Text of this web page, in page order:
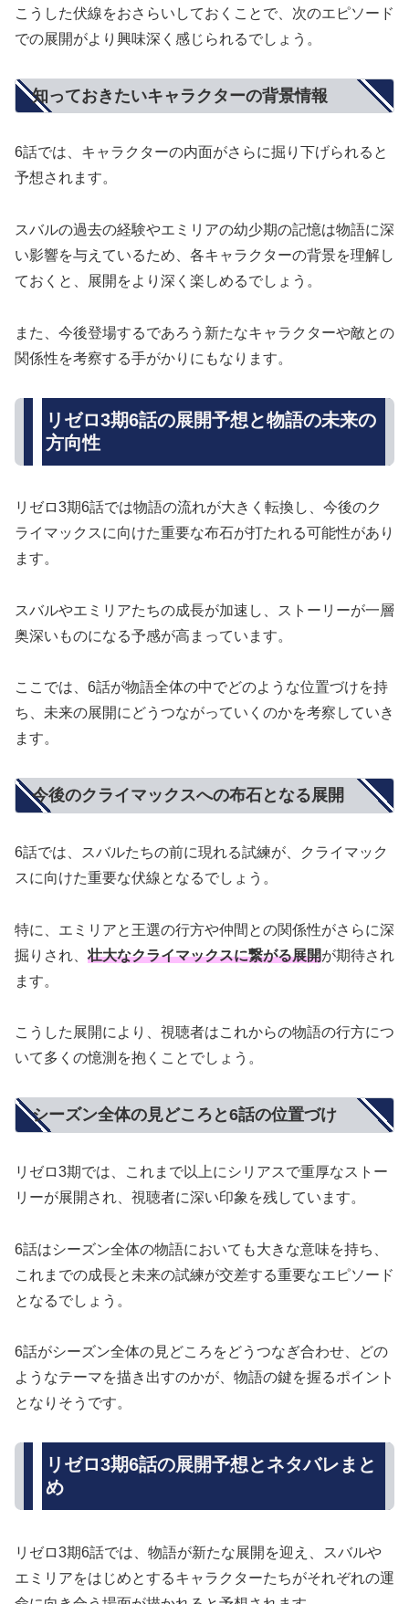
こうした伏線をおさらいしておくことで、次のエピソード
での展開がより興味深く感じられるでしょう。
知っておきたいキャラクターの背景情報
6話では、キャラクターの内面がさらに掘り下げられると
予想されます。
スバルの過去の経験やエミリアの幼少期の記憶は物語に深
い影響を与えているため、各キャラクターの背景を理解し
ておくと、展開をより深く楽しめるでしょう。
また、今後登場するであろう新たなキャラクターや敵との
関係性を考察する手がかりにもなります。
リゼロ3期6話の展開予想と物語の未来の
方向性
リゼロ3期6話では物語の流れが大きく転換し、今後のク
ライマックスに向けた重要な布石が打たれる可能性があり
ます。
スバルやエミリアたちの成長が加速し、ストーリーが一層
奥深いものになる予感が高まっています。
ここでは、6話が物語全体の中でどのような位置づけを持
ち、未来の展開にどうつながっていくのかを考察していき
ます。
今後のクライマックスへの布石となる展開
6話では、スバルたちの前に現れる試練が、クライマック
スに向けた重要な伏線となるでしょう。
特に、エミリアと王選の行方や仲間との関係性がさらに深
掘りされ、壮大なクライマックスに繋がる展開が期待され
ます。
こうした展開により、視聴者はこれからの物語の行方につ
いて多くの憶測を抱くことでしょう。
シーズン全体の見どころと6話の位置づけ
リゼロ3期では、これまで以上にシリアスで重厚なストー
リーが展開され、視聴者に深い印象を残しています。
6話はシーズン全体の物語においても大きな意味を持ち、
これまでの成長と未来の試練が交差する重要なエピソード
となるでしょう。
6話がシーズン全体の見どころをどうつなぎ合わせ、どの
ようなテーマを描き出すのかが、物語の鍵を握るポイント
となりそうです。
リゼロ3期6話の展開予想とネタバレまと
め
リゼロ3期6話では、物語が新たな展開を迎え、スバルや
エミリアをはじめとするキャラクターたちがそれぞれの運